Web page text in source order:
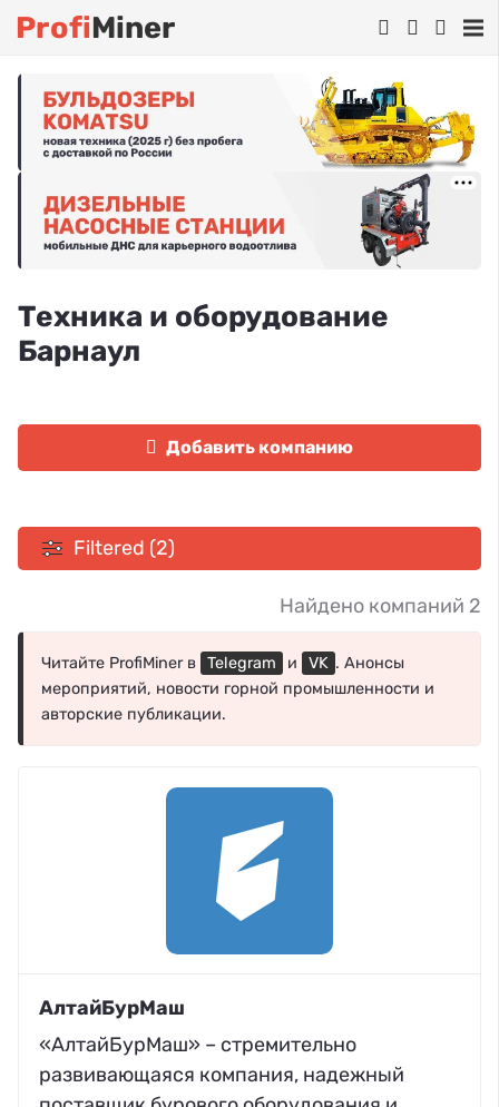
ProfiMiner
Техника и оборудование
Барнаул
Добавить компанию
Filtered (2)
Найдено компаний 2
Читайте ProfiMiner в Telegram и VK . Анонсы
мероприятий, новости горной промышленности и
авторские публикации.
АлтайБурМаш
«АлтайБурМаш» – стремительно
развивающаяся компания, надежный